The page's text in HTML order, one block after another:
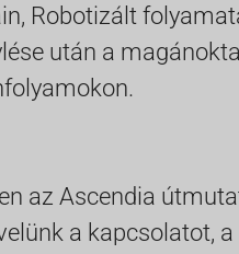
Robotizált
után a
az Ascendia
a kapcsolatot,